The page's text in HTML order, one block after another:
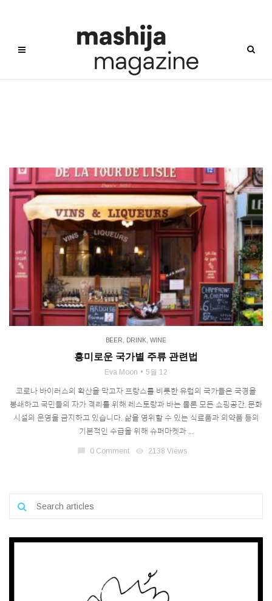
BEER, DRINK, WINE
흥미로운 국가별 주류 관련법
Eva Moon 5월 12
코로나 바이러스의 확산을 막고자 프랑스를 비롯한 유럽의 국가들은 국경을
봉쇄하고 국민들의 자가 격리를 위해 레스토랑과 바는 물론 모든 쇼핑공간, 문화
시설의 운영을 금지하고 있습니다. 삶을 영위할 수 있는 식료품과 의약품 등의
기본적인 수급을 위해 슈퍼마켓과 ...
chat_bubble 0 Comment visibility 2138 Views